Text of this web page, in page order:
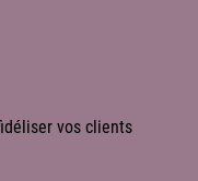
vos clients